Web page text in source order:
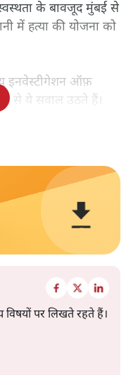
के बावजूद मुंबई से
में हत्या की योजना को
इनवेस्टीगेशन ऑफ़
से ये सवाल उठते हैं।
विषयों पर लिखते रहते हैं।